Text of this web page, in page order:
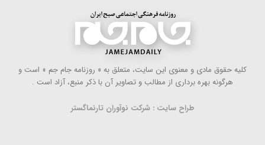
كلیه حقوق مادی و معنوی این سایت، متعلق به « روزنامه جام جم » است و
هرگونه بهره ‌برداری از مطالب و تصاویر آن با ذكر منبع، آزاد است .
طراح سایت : شرکت نوآوران تارنماگستر